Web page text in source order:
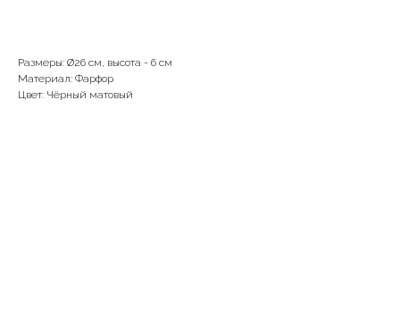
Размеры: Ø26 см, высота - 6 см
Материал: Фарфор
Цвет: Чёрный матовый